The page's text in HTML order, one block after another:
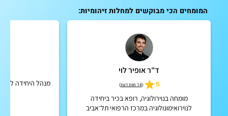
המומחים הכי מבוקשים למחלות זיהומיות:
ד"ר אופיר לוי
5
(14 חוות דעת )
מומחה בנוירולוגיה, רופא בכיר ביחידה
לנוירואימונולוגיה במרכז הרפואי תל־אביב
מנהל היחידה